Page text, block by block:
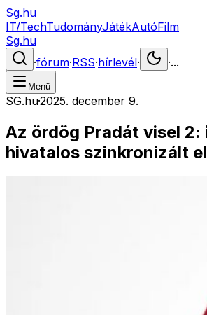
Sg.hu
IT/TechTudományJátékAutóFilm
Sg.hu
·fórum·RSS·hírlevél· ·...
Menü
SG.hu·2025. december 9.
Az ördög Pradát visel 2:
hivatalos szinkronizált